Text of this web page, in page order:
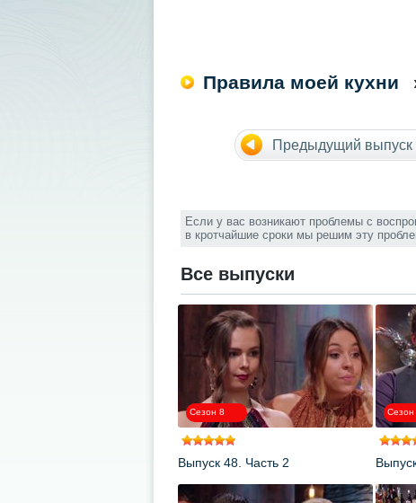
Правила моей кухни
Предыдущий выпуск
Если у вас возникают проблемы с
в кротчайшие сроки мы решим эту
Все выпуски
Сезон 8
Выпуск 48. Часть 2
Сезон